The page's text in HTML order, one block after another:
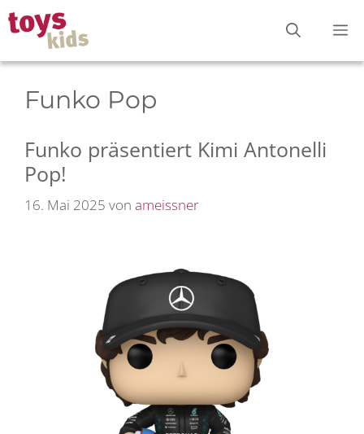
Zum
Inhalt
springen
Funko Pop
Funko präsentiert Kimi Antonelli
Pop!
16. Mai 2025 von ameissner